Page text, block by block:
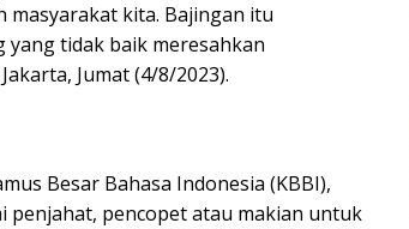
masyarakat kita. Bajingan itu
tidak baik meresahkan
Jumat (4/8/2023).
Besar Bahasa Indonesia (KBBI),
penjahat, pencopet atau makian untuk